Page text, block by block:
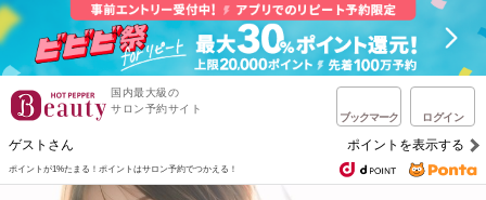
国内最大級の
サロン予約サイト
ブックマーク ログイン
ゲストさん ポイントを表示する
ポイントが1%たまる！ ポイントはサロン予約でつかえる！